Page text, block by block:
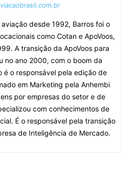
desde 1992, Barros foi o
como Cotan e ApoVoos,
A transição da ApoVoos para
no ano 2000, com o boom da
é o responsável pela edição de
em Marketing pela Anhembi
por empresas do setor e de
com conhecimentos de
É o responsável pela transição
de Inteligência de Mercado.